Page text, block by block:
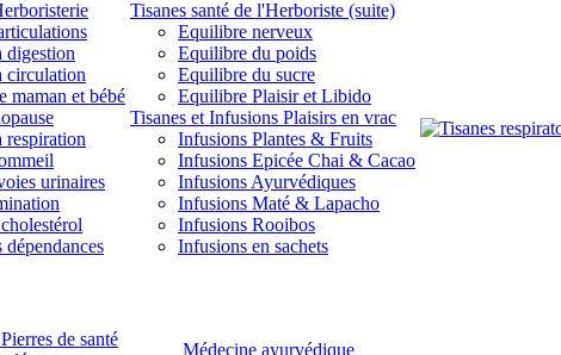
digestion
circulation
maman et bébé
respiration
urinaires
Tisanes santé de l'Herboriste (suite)
Equilibre nerveux
Equilibre du poids
Equilibre du sucre
Equilibre Plaisir et Libido
Tisanes et Infusions Plaisirs en vrac
Infusions Plantes & Fruits
Infusions Epicée Chai & Cacao
Infusions Ayurvédiques
Infusions Maté & Lapacho
Infusions Rooibos
Infusions en sachets
de santé
Médecine ayurvédique